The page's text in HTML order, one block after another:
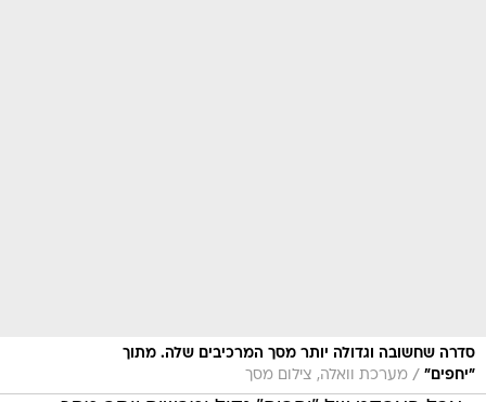
סדרה שחשובה וגדולה יותר מסך המרכיבים שלה. מתוך
"יחפים" / מערכת וואלה, צילום מסך